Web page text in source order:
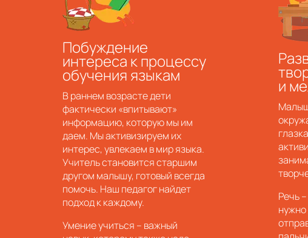
Побуждение
интереса к процессу
обучения языкам
В раннем возрасте дети
фактически «впитывают»
информацию, которую мы им
даем. Мы активизируем их
интерес, увлекаем в мир языка.
Учитель становится старшим
другом малышу, готовый всегда
помочь. Наш педагог найдет
подход к каждому.
Умение учиться – важный
и
Речь
нужно